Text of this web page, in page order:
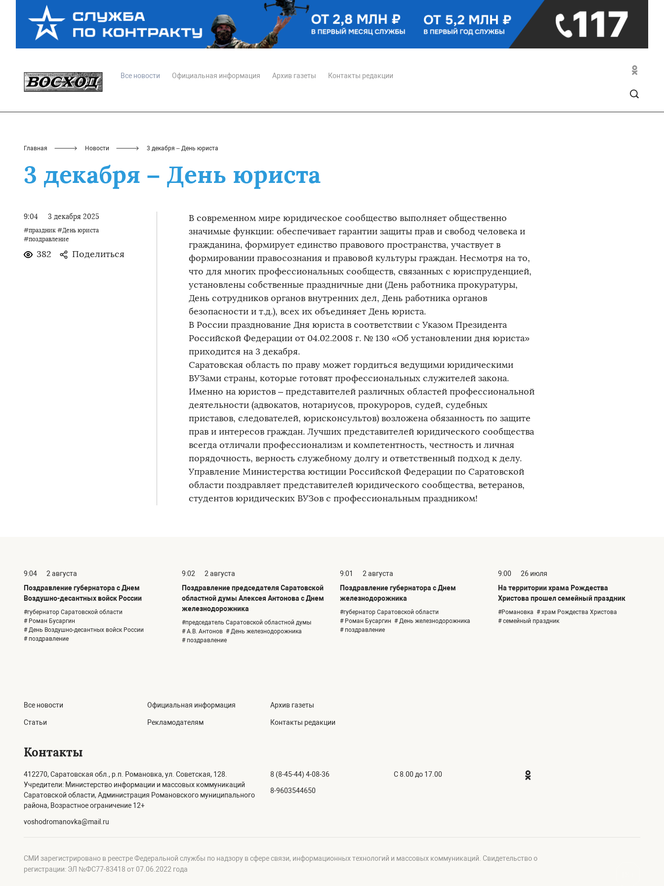
Все новости Официальная информация Архив газеты Контакты редакции
Главная Новости 3 декабря – День юриста
3 декабря – День юриста
9:04 3 декабря 2025
#праздник #День юриста
#поздравление
382 Поделиться
В современном мире юридическое сообщество выполняет общественно
значимые функции: обеспечивает гарантии защиты прав и свобод человека и
гражданина, формирует единство правового пространства, участвует в
формировании правосознания и правовой культуры граждан. Несмотря на то,
что для многих профессиональных сообществ, связанных с юриспруденцией,
установлены собственные праздничные дни (День работника прокуратуры,
День сотрудников органов внутренних дел, День работника органов
безопасности и т.д.), всех их объединяет День юриста.
В России празднование Дня юриста в соответствии с Указом Президента
Российской Федерации от 04.02.2008 г. № 130 «Об установлении дня юриста»
приходится на 3 декабря.
Саратовская область по праву может гордиться ведущими юридическими
ВУЗами страны, которые готовят профессиональных служителей закона.
Именно на юристов – представителей различных областей профессиональной
деятельности (адвокатов, нотариусов, прокуроров, судей, судебных
приставов, следователей, юрисконсультов) возложена обязанность по защите
прав и интересов граждан. Лучших представителей юридического сообщества
всегда отличали профессионализм и компетентность, честность и личная
порядочность, верность служебному долгу и ответственный подход к делу.
Управление Министерства юстиции Российской Федерации по Саратовской
области поздравляет представителей юридического сообщества, ветеранов,
студентов юридических ВУЗов с профессиональным праздником!
9:04
2 августа
Поздравление губернатора с Днем
Воздушно-десантных войск России
#губернатор Саратовской области
# Роман Бусаргин
# День Воздушно-десантных войск России
# поздравление
9:02
2 августа
Поздравление председателя Саратовской
областной думы Алексея Антонова с Днем
железнодорожника
#председатель Саратовской областной думы
# А.В. Антонов # День железнодорожника
# поздравление
9:01
2 августа
Поздравление губернатора с Днем
железнодорожника
#губернатор Саратовской области
# Роман Бусаргин # День железнодорожника
# поздравление
9:00
26 июля
На территории храма Рождества
Христова прошел семейный праздник
#Романовка # храм Рождества Христова
# семейный праздник
Все новости
Статьи
Официальная информация
Рекламодателям
Архив газеты
Контакты редакции
Контакты
412270, Саратовская обл., р.п. Романовка, ул. Советская, 128.
Учредители: Министерство информации и массовых коммуникаций
Саратовской области, Администрация Романовского муниципального
района, Возрастное ограничение 12+
voshodromanovka@mail.ru
8 (8-45-44) 4-08-36
8-9603544650
C 8.00 до 17.00
СМИ зарегистрировано в реестре Федеральной службы по надзору в сфере связи, информационных технологий и массовых коммуникаций. Свидетельство о
регистрации: ЭЛ №ФС77-83418 от 07.06.2022 года